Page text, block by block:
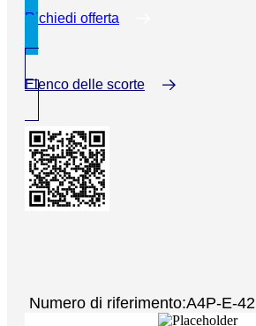
Richiedi offerta
Elenco delle scorte
Numero di riferimento:A4P-E-42